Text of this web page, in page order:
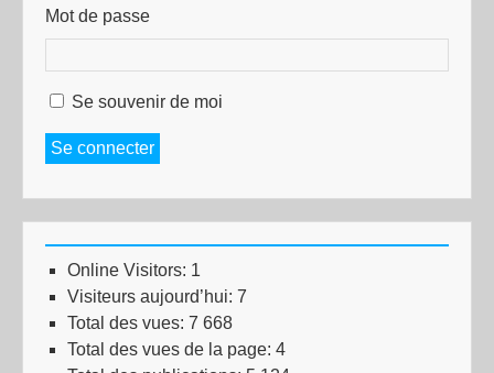
Mot de passe
Se souvenir de moi
Se connecter
Online Visitors: 1
Visiteurs aujourd’hui: 7
Total des vues: 7 668
Total des vues de la page: 4